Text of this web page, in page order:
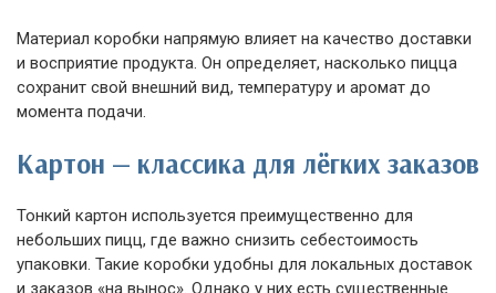
Материал коробки напрямую влияет на качество доставки
и восприятие продукта. Он определяет, насколько пицца
сохранит свой внешний вид, температуру и аромат до
момента подачи.
Картон — классика для лёгких заказов
Тонкий картон используется преимущественно для
небольших пицц, где важно снизить себестоимость
упаковки. Такие коробки удобны для локальных доставок
и заказов «на вынос». Однако у них есть существенные